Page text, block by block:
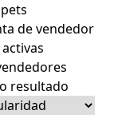
de vendedor
resultado